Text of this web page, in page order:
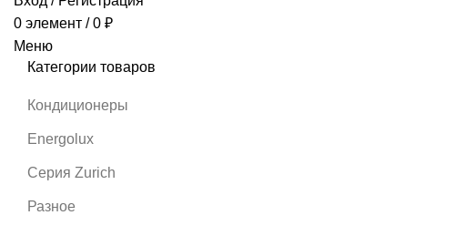
0 элемент / 0 ₽
Меню
Категории товаров
Кондиционеры
Energolux
Серия Zurich
Разное